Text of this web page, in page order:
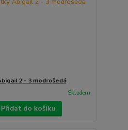
2 - 3 modrošedá
Skladem
Přidat do košíku